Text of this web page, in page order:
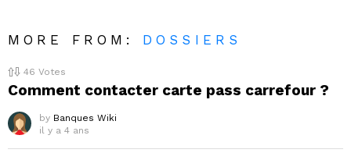
MORE FROM: DOSSIERS
46 Votes
Comment contacter carte pass carrefour ?
by Banques Wiki
il y a 4 ans